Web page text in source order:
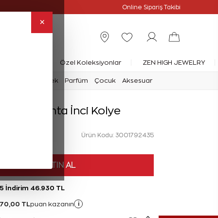
×
Online Sipariş Takibi
Yüzük Özel Koleksiyonlar ZEN HIGH JEWELRY
Erkek Parfüm Çocuk Aksesuar
Pırlanta İnci Kolye
Ürün Kodu: 3001792435
HEMEN SATIN AL
İndirim 46.930 TL
TL puan kazanın i